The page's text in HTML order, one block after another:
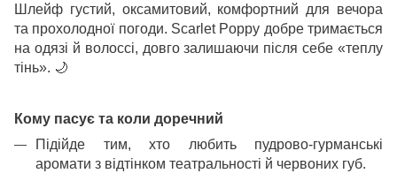
Шлейф густий, оксамитовий, комфортний для вечора
та прохолодної погоди. Scarlet Poppy добре тримається
на одязі й волоссі, довго залишаючи після себе «теплу
тінь». 🌙
Кому пасує та коли доречний
Підійде тим, хто любить пудрово-гурманські
аромати з відтінком театральності й червоних губ.